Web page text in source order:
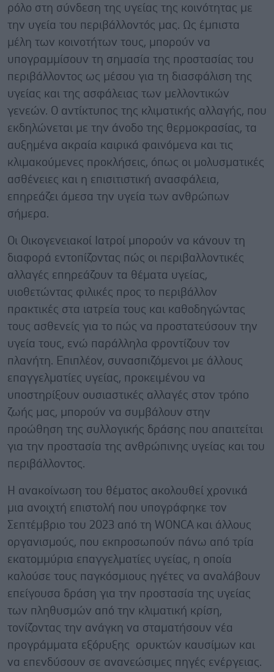
ρόλο στη σύνδεση της υγείας της κοινότητας με
την υγεία του περιβάλλοντός μας. Ως έμπιστα
μέλη των κοινοτήτων τους, μπορούν να
υπογραμμίσουν τη σημασία της προστασίας του
περιβάλλοντος ως μέσου για τη διασφάλιση της
υγείας και της ασφάλειας των μελλοντικών
γενεών. Ο αντίκτυπος της κλιματικής αλλαγής, που
εκδηλώνεται με την άνοδο της θερμοκρασίας, τα
αυξημένα ακραία καιρικά φαινόμενα και τις
κλιμακούμενες προκλήσεις, όπως οι μολυσματικές
ασθένειες και η επισιτιστική ανασφάλεια,
επηρεάζει άμεσα την υγεία των ανθρώπων
σήμερα.
Οι Οικογενειακοί Ιατροί μπορούν να κάνουν τη
διαφορά εντοπίζοντας πώς οι περιβαλλοντικές
αλλαγές επηρεάζουν τα θέματα υγείας,
υιοθετώντας φιλικές προς το περιβάλλον
πρακτικές στα ιατρεία τους και καθοδηγώντας
τους ασθενείς για το πώς να προστατεύσουν την
υγεία τους, ενώ παράλληλα φροντίζουν τον
πλανήτη. Επιπλέον, συνασπιζόμενοι με άλλους
επαγγελματίες υγείας, προκειμένου να
υποστηρίξουν ουσιαστικές αλλαγές στον τρόπο
ζωής μας, μπορούν να συμβάλουν στην
προώθηση της συλλογικής δράσης που απαιτείται
για την προστασία της ανθρώπινης υγείας και του
περιβάλλοντος.
Η ανακοίνωση του θέματος ακολουθεί χρονικά
μια ανοιχτή επιστολή που υπογράφηκε τον
Σεπτέμβριο του 2023 από τη WONCA και άλλους
οργανισμούς, που εκπροσωπούν πάνω από τρία
εκατομμύρια επαγγελματίες υγείας, η οποία
καλούσε τους παγκόσμιους ηγέτες να αναλάβουν
επείγουσα δράση για την προστασία της υγείας
των πληθυσμών από την κλιματική κρίση,
τονίζοντας την ανάγκη να σταματήσουν νέα
προγράμματα εξόρυξης ορυκτών καυσίμων και
να επενδύσουν σε ανανεώσιμες πηγές ενέργειας.